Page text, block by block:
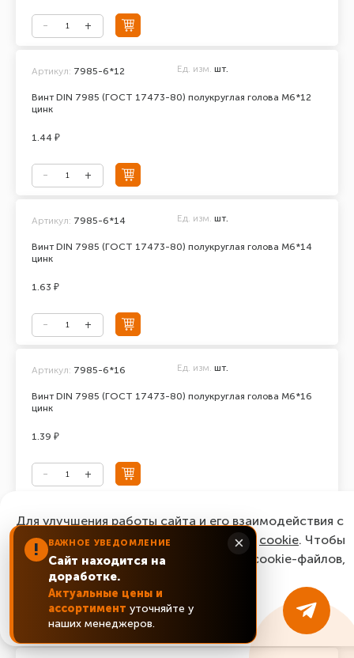
Винт DIN 7985 (ГОСТ 17473-80) полукруглая голова М6*12
цинк
Артикул: 7985-6*12 Ед. изм. шт.
1.44 ₽
Винт DIN 7985 (ГОСТ 17473-80) полукруглая голова М6*14
цинк
Артикул: 7985-6*14 Ед. изм. шт.
1.63 ₽
Винт DIN 7985 (ГОСТ 17473-80) полукруглая голова М6*16
цинк
Артикул: 7985-6*16 Ед. изм. шт.
1.39 ₽
Винт DIN 7985 (ГОСТ 17473-80) полукруглая голова М6*18
цинк
Артикул: 7985-6*18 Ед. изм. шт.
1.82 ₽
! ВАЖНОЕ УВЕДОМЛЕНИЕ
Сайт находится на
доработке.
Актуальные цены и
ассортимент уточняйте у
наших менеджеров.
×
Для улучшения работы сайта и его взаимодействия с
пользователями мы используем файлы cookie. Чтобы
согласиться с нашим использованием cookie-файлов,
нажмите “Ок, понятно!”
ОК, понятно!